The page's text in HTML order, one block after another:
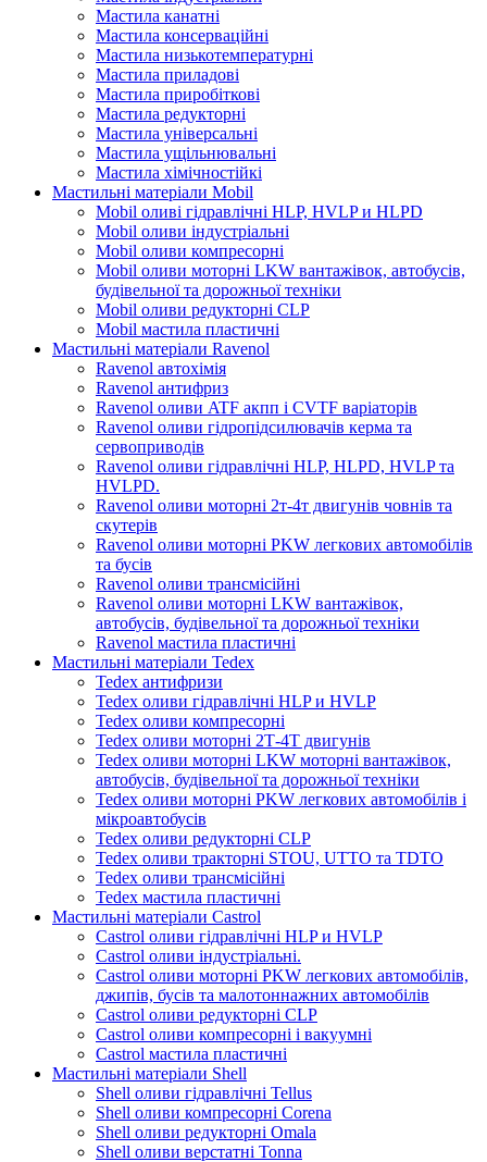
Мастила канатні
Мастила консерваційні
Мастила низькотемпературні
Мастила приладові
Мастила приробіткові
Мастила редукторні
Мастила універсальні
Мастила ущільнювальні
Мастила хімічностійкі
Мастильні матеріали Mobil
Mobil оливі гідравлічні HLP, HVLP и HLPD
Mobil оливи індустріальні
Mobil оливи компресорні
Mobil оливи моторні LKW вантажівок, автобусів,
будівельної та дорожньої техніки
Mobil оливи редукторні CLP
Mobil мастила пластичні
Мастильні матеріали Ravenol
Ravenol автохімія
Ravenol антифриз
Ravenol оливи ATF акпп і CVTF варіаторів
Ravenol оливи гідропідсилювачів керма та
сервоприводів
Ravenol оливи гідравлічні HLP, HLPD, HVLP та
HVLPD.
Ravenol оливи моторні 2т-4т двигунів човнів та
скутерів
Ravenol оливи моторні PKW легкових автомобілів
та бусів
Ravenol оливи трансмісійні
Ravenol оливи моторні LKW вантажівок,
автобусів, будівельної та дорожньої техніки
Ravenol мастила пластичні
Мастильні матеріали Tedex
Tedex антифризи
Tedex оливи гідравлічні HLP и HVLP
Tedex оливи компресорні
Tedex оливи моторні 2Т-4Т двигунів
Tedex оливи моторні LKW моторні вантажівок,
автобусів, будівельної та дорожньої техніки
Tedex оливи моторні PKW легкових автомобілів і
мікроавтобусів
Tedex оливи редукторні CLP
Tedex оливи тракторні STOU, UTTO та TDTO
Tedex оливи трансмісійні
Tedex мастила пластичні
Мастильні матеріали Castrol
Castrol оливи гідравлічні HLP и HVLP
Castrol оливи індустріальні.
Castrol оливи моторні PKW легкових автомобілів,
джипів, бусів та малотоннажних автомобілів
Castrol оливи редукторні CLP
Castrol оливи компресорні і вакуумні
Castrol мастила пластичні
Мастильні матеріали Shell
Shell оливи гідравлічні Tellus
Shell оливи компресорні Corena
Shell оливи редукторні Omala
Shell оливи верстатні Tonna